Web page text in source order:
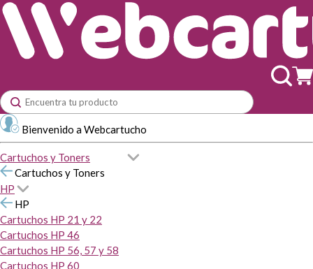
Bienvenido a Webcartucho
Cartuchos y Toners
Cartuchos y Toners
HP
HP
Cartuchos HP 21 y 22
Cartuchos HP 46
Cartuchos HP 56, 57 y 58
Cartuchos HP 60